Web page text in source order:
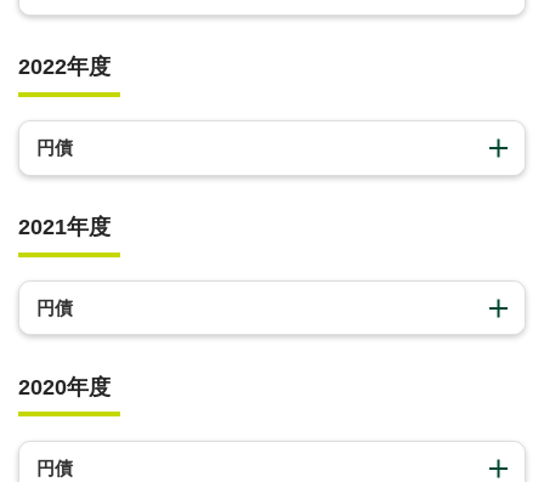
2022年度
円債
2021年度
円債
2020年度
円債